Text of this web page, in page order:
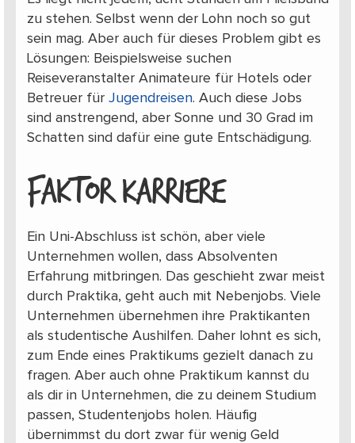
zu stehen. Selbst wenn der Lohn noch so gut
sein mag. Aber auch für dieses Problem gibt es
Lösungen: Beispielsweise suchen
Reiseveranstalter Animateure für Hotels oder
Betreuer für Jugendreisen. Auch diese Jobs
sind anstrengend, aber Sonne und 30 Grad im
Schatten sind dafür eine gute Entschädigung.
FAKTOR KARRIERE
Ein Uni-Abschluss ist schön, aber viele
Unternehmen wollen, dass Absolventen
Erfahrung mitbringen. Das geschieht zwar meist
durch Praktika, geht auch mit Nebenjobs. Viele
Unternehmen übernehmen ihre Praktikanten
als studentische Aushilfen. Daher lohnt es sich,
zum Ende eines Praktikums gezielt danach zu
fragen. Aber auch ohne Praktikum kannst du
als dir in Unternehmen, die zu deinem Studium
passen, Studentenjobs holen. Häufig
übernimmst du dort zwar für wenig Geld